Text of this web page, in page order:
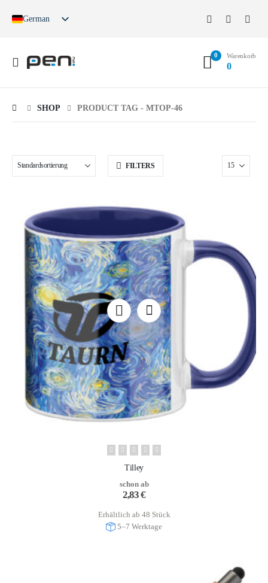
German
Spanish
0 Warenkorb
0
SHOP PRODUCT TAG - MTOP-46
FILTERS
Tilley
schon ab
2,83€
Erhältlich ab 48 Stück
5–7 Werktage